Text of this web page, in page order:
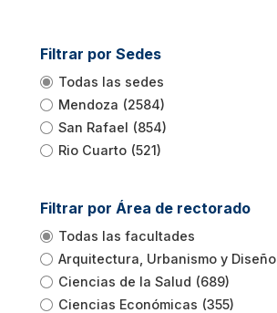
Filtrar por Sedes
Todas las sedes
Mendoza (2584)
San Rafael (854)
Rio Cuarto (521)
Filtrar por Área de rectorado
Todas las facultades
Arquitectura, Urbanismo y Diseño
Ciencias de la Salud (689)
Ciencias Económicas (355)